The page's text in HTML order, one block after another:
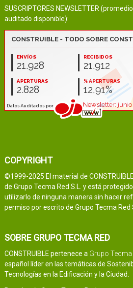
SUSCRIPTORES NEWSLETTER
auditado disponible):
COPYRIGHT
©1999-2025 El material de
de Grupo Tecma Red S.L. y está
utilizarlo de ninguna manera sin hacer
permiso por escrito de Grupo Tecma Red
SOBRE GRUPO TECMA RED
CONSTRUIBLE pertenece a Grupo Tecma
español líder en las temáticas de
Tecnologías en la Edificación y la Ciudad.